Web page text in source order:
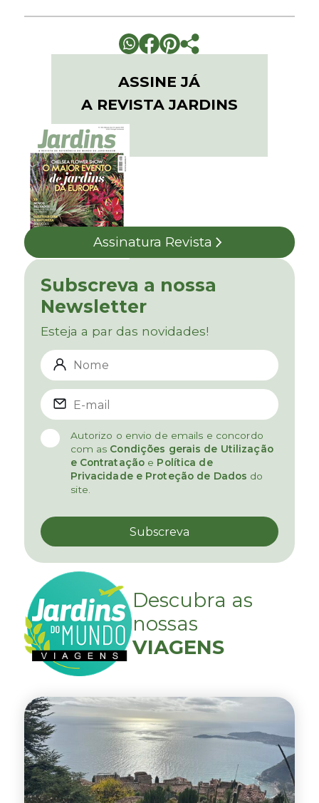
ASSINE JÁ
A REVISTA JARDINS
Assinatura Revista
Subscreva a nossa
Newsletter
Esteja a par das novidades!
Autorizo o envio de emails e concordo
com as Condições gerais de Utilização
e Contratação e Política de
Privacidade e Proteção de Dados do
site.
Descubra as
nossas
VIAGENS